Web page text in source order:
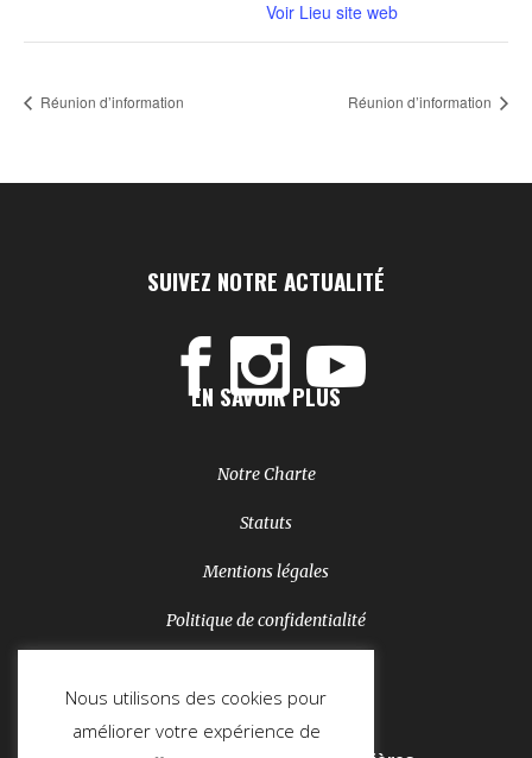
Voir Lieu site web
Réunion d’information Réunion d’information
SUIVEZ NOTRE ACTUALITÉ
EN SAVOIR PLUS
Notre Charte
Statuts
Mentions légales
Politique de confidentialité
NEWSLETTER
Nous utilisons des cookies pour
améliorer votre expérience de